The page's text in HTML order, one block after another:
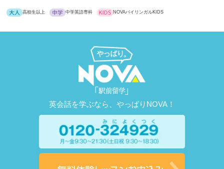
高校生以上 中学英語専科 NOVAバイリンガルKIDS
英会話を学ぶなら、やっぱりNOVA！